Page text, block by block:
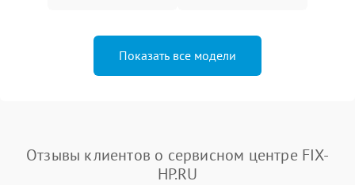
Показать все модели
Отзывы клиентов о сервисном центре FIX-
HP.RU